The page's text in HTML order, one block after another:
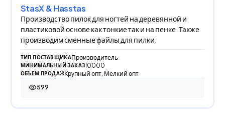
StasX & Hasstas
Производство пилок для ногтей на деревянной и
пластиковой основе как тонкие так и на пенке. Также
производим сменные файлы для пилки.
ТИП ПОСТАВЩИКАПроизводитель
МИНИМАЛЬНЫЙ ЗАКАЗ10000
ОБЪЕМ ПРОДАЖКрупный опт, Мелкий опт
599
599 просмотров